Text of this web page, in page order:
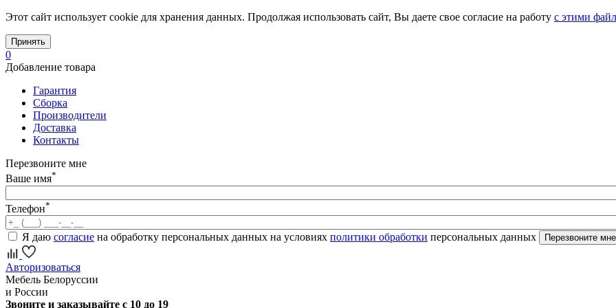
Этот сайт использует cookie для хранения данных. Продолжая использовать сайт, Вы даете свое согласие на работу с этими
Принять
0
Добавление товара
Гарантия
Сборка
Производители
Доставка
Контакты
Перезвоните мне
Ваше имя*
Телефон*
Я даю согласие на обработку персональных данных на условиях политики обработки персональных данных
Авторизоваться
Мебель Белоруссии
и России
Звоните и заказывайте с 10 до 19